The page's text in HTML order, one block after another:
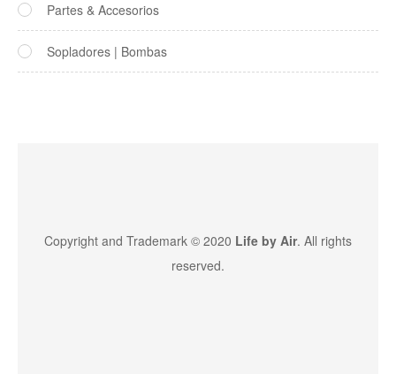
Partes & Accesorios
Sopladores | Bombas
Copyright and Trademark © 2020 Life by Air. All rights
reserved.